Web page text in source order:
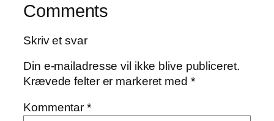
Comments
Skriv et svar
Din e-mailadresse vil ikke blive publiceret.
Krævede felter er markeret med *
Kommentar*